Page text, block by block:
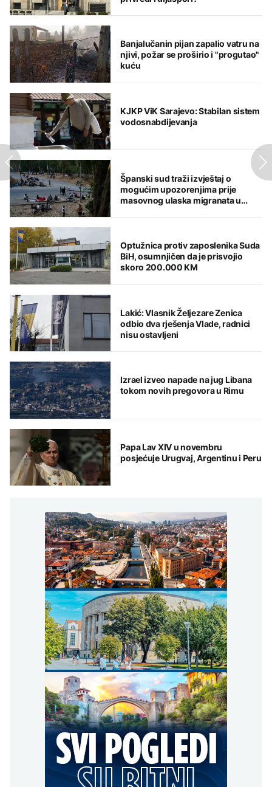
Banjalučanin pijan zapalio vatru na
njivi, požar se proširio i "progutao"
kuću
KJKP ViK Sarajevo: Stabilan sistem
vodosnabdijevanja
Španski sud traži izvještaj o
mogućim upozorenjima prije
masovnog ulaska migranata u
Optužnica protiv zaposlenika Suda
BiH, osumnjičen da je prisvojio
skoro 200.000 KM
Lakić: Vlasnik Željezare Zenica
odbio dva rješenja Vlade, radnici
nisu ostavljeni
Izrael izveo napade na jug Libana
tokom novih pregovora u Rimu
Papa Lav XIV u novembru
posjećuje Urugvaj, Argentinu i Peru